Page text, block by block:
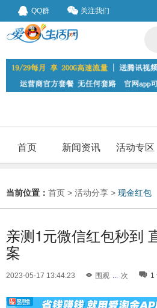
QQ群 关注我们
首页 新闻资讯 活动专区
当前位置： 首页 > 活动分享 > 现金红包
亲测1元微信红包秒到
案
2023-05-17 13:44:23 围观 ... 次 1